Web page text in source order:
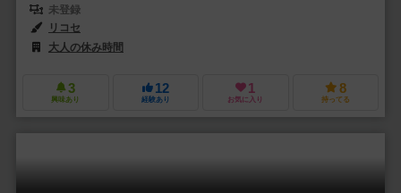
未登録
リコセ
大人の休み時間
3
興味あり
12
経験あり
1
お気に入り
8
持ってる